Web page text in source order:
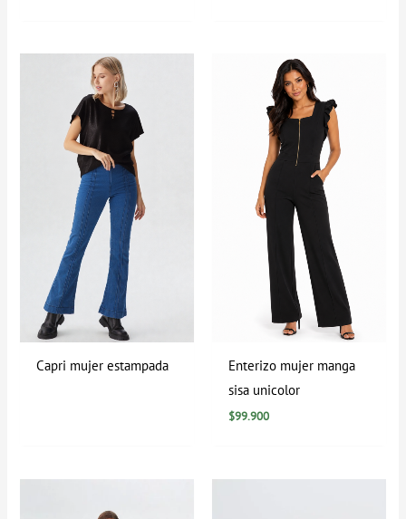
Capri mujer estampada
Enterizo mujer manga
sisa unicolor
$99.900